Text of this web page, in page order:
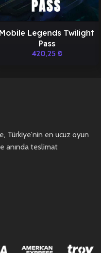
Mobile Legends Twilight
Pass
420,25 ₺
Türkiye'nin en ucuz oyun
anında teslimat